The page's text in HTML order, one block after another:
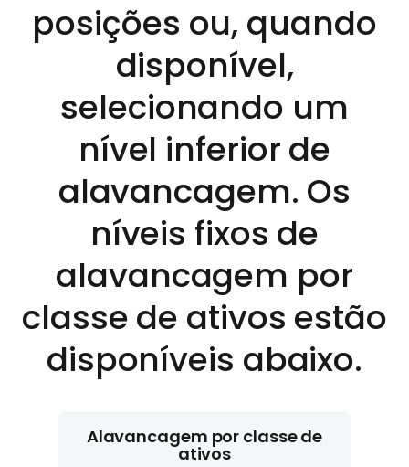
posições ou, quando
disponível,
selecionando um
nível inferior de
alavancagem. Os
níveis fixos de
alavancagem por
classe de ativos estão
disponíveis abaixo.
Alavancagem por classe de
ativos